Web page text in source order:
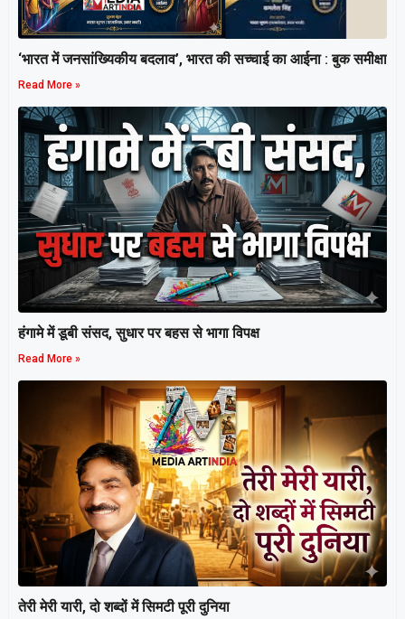
‘भारत में जनसांख्यिकीय बदलाव’, भारत की सच्चाई का आईना : बुक समीक्षा
Read More »
हंगामे में डूबी संसद, सुधार पर बहस से भागा विपक्ष
Read More »
तेरी मेरी यारी, दो शब्दों में सिमटी पूरी दुनिया